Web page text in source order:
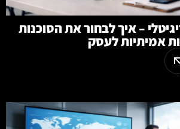
– איך לבחור את הסוכנות
אמיתיות לעסק